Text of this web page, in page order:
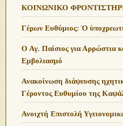
ΚΟΙΝΩΝΙΚΟ
Γέρων Ευθύμιος: Ὁ
Ο Αγ. Παίσιος για Αρρώστια
Εμβολιασμό
Ανακοίνωση διάψευσης
Γέροντος Ευθυμίου της
Ανοιχτή Επιστολή